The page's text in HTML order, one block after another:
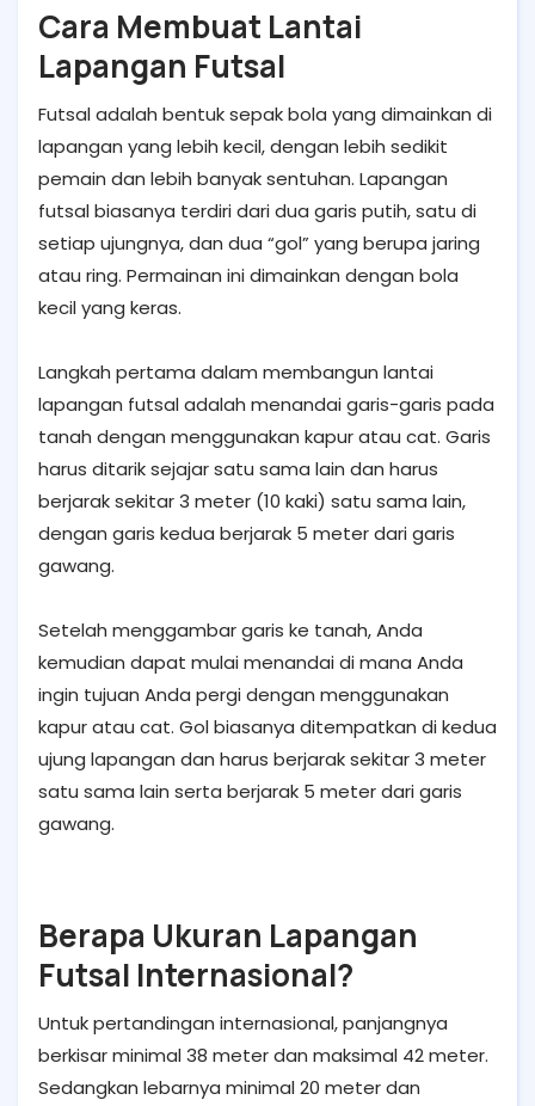
Cara Membuat Lantai
Lapangan Futsal
Futsal adalah bentuk sepak bola yang dimainkan di
lapangan yang lebih kecil, dengan lebih sedikit
pemain dan lebih banyak sentuhan. Lapangan
futsal biasanya terdiri dari dua garis putih, satu di
setiap ujungnya, dan dua “gol” yang berupa jaring
atau ring. Permainan ini dimainkan dengan bola
kecil yang keras.
Langkah pertama dalam membangun lantai
lapangan futsal adalah menandai garis-garis pada
tanah dengan menggunakan kapur atau cat. Garis
harus ditarik sejajar satu sama lain dan harus
berjarak sekitar 3 meter (10 kaki) satu sama lain,
dengan garis kedua berjarak 5 meter dari garis
gawang.
Setelah menggambar garis ke tanah, Anda
kemudian dapat mulai menandai di mana Anda
ingin tujuan Anda pergi dengan menggunakan
kapur atau cat. Gol biasanya ditempatkan di kedua
ujung lapangan dan harus berjarak sekitar 3 meter
satu sama lain serta berjarak 5 meter dari garis
gawang.
Berapa Ukuran Lapangan
Futsal Internasional?
Untuk pertandingan internasional, panjangnya
berkisar minimal 38 meter dan maksimal 42 meter.
Sedangkan lebarnya minimal 20 meter dan